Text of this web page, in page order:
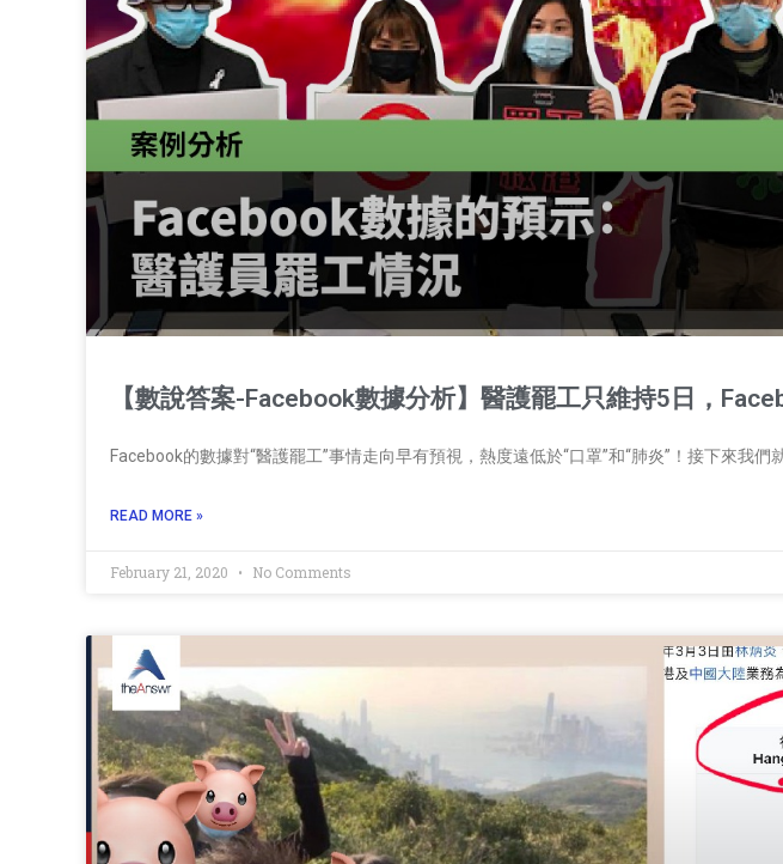
【數說答案-Facebook數據分析】醫護罷工只維持5日，
Facebook的數據對“醫護罷工”事情走向早有預視，熱度遠低於“口罩”和“肺炎”！接下來我們
READ MORE »
February 21, 2020 No Comments